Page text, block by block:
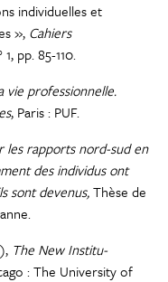
individuelles et
», Cahiers
pp. 85-110.
vie professionnelle.
, Paris : PUF.
les rapports nord-sud en
des individus ont
sont devenus,Thèse de
The New Institu-
: The University of